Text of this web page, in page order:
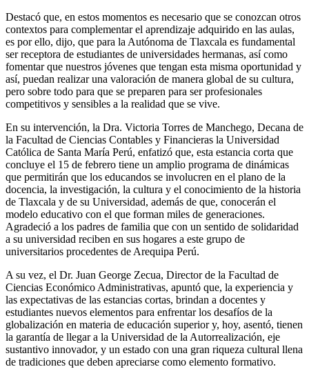
Destacó que, en estos momentos es necesario que se conozcan otros
contextos para complementar el aprendizaje adquirido en las aulas,
es por ello, dijo, que para la Autónoma de Tlaxcala es fundamental
ser receptora de estudiantes de universidades hermanas, así como
fomentar que nuestros jóvenes que tengan esta misma oportunidad y
así, puedan realizar una valoración de manera global de su cultura,
pero sobre todo para que se preparen para ser profesionales
competitivos y sensibles a la realidad que se vive.
En su intervención, la Dra. Victoria Torres de Manchego, Decana de
la Facultad de Ciencias Contables y Financieras la Universidad
Católica de Santa María Perú, enfatizó que, esta estancia corta que
concluye el 15 de febrero tiene un amplio programa de dinámicas
que permitirán que los educandos se involucren en el plano de la
docencia, la investigación, la cultura y el conocimiento de la historia
de Tlaxcala y de su Universidad, además de que, conocerán el
modelo educativo con el que forman miles de generaciones.
Agradeció a los padres de familia que con un sentido de solidaridad
a su universidad reciben en sus hogares a este grupo de
universitarios procedentes de Arequipa Perú.
A su vez, el Dr. Juan George Zecua, Director de la Facultad de
Ciencias Económico Administrativas, apuntó que, la experiencia y
las expectativas de las estancias cortas, brindan a docentes y
estudiantes nuevos elementos para enfrentar los desafíos de la
globalización en materia de educación superior y, hoy, asentó, tienen
la garantía de llegar a la Universidad de la Autorrealización, eje
sustantivo innovador, y un estado con una gran riqueza cultural llena
de tradiciones que deben apreciarse como elemento formativo.